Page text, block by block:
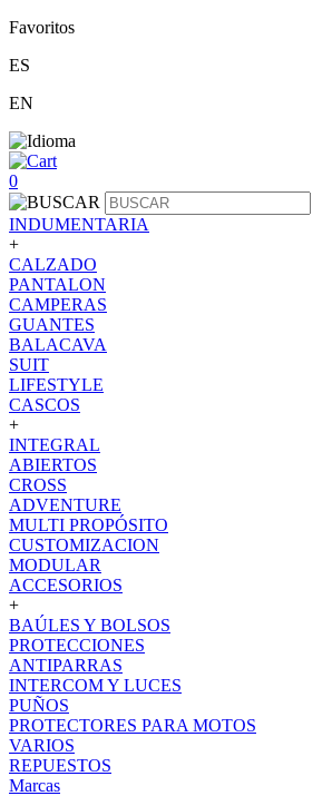
Favoritos
ES
EN
0
INDUMENTARIA
+
CALZADO
PANTALON
CAMPERAS
GUANTES
BALACAVA
SUIT
LIFESTYLE
CASCOS
+
INTEGRAL
ABIERTOS
CROSS
ADVENTURE
MULTI PROPÓSITO
CUSTOMIZACION
MODULAR
ACCESORIOS
+
BAÚLES Y BOLSOS
PROTECCIONES
ANTIPARRAS
INTERCOM Y LUCES
PUÑOS
PROTECTORES PARA MOTOS
VARIOS
REPUESTOS
Marcas